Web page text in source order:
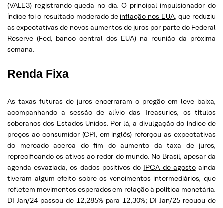
(VALE3) registrando queda no dia. O principal impulsionador do
índice foi o resultado moderado de inflação nos EUA, que reduziu
as expectativas de novos aumentos de juros por parte do Federal
Reserve (Fed, banco central dos EUA) na reunião da próxima
semana.
Renda Fixa
As taxas futuras de juros encerraram o pregão em leve baixa,
acompanhando a sessão de alívio das Treasuries, os títulos
soberanos dos Estados Unidos. Por lá, a divulgação do índice de
preços ao consumidor (CPI, em inglês) reforçou as expectativas
do mercado acerca do fim do aumento da taxa de juros,
reprecificando os ativos ao redor do mundo. No Brasil, apesar da
agenda esvaziada, os dados positivos do IPCA de agostoainda
tiveram algum efeito sobre os vencimentos intermediários, que
refletem movimentos esperados em relação à política monetária.
DI Jan/24 passou de 12,285% para 12,30%; DI Jan/25 recuou de